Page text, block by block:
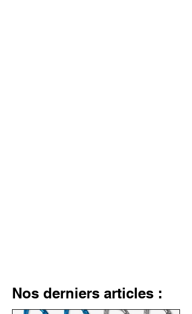
Nos derniers articles :